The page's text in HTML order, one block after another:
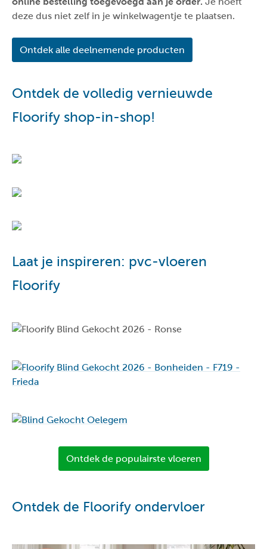
deze dus niet zelf in je winkelwagentje te plaatsen.
Ontdek alle deelnemende producten
Ontdek de volledig vernieuwde
Floorify shop-in-shop!
Laat je inspireren: pvc-vloeren
Floorify
Ontdek de populairste vloeren
Ontdek de Floorify ondervloer